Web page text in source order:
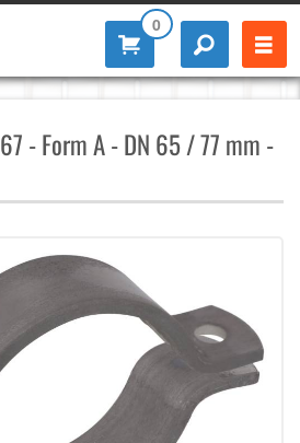
0
- Form A - DN 65 / 77 mm -